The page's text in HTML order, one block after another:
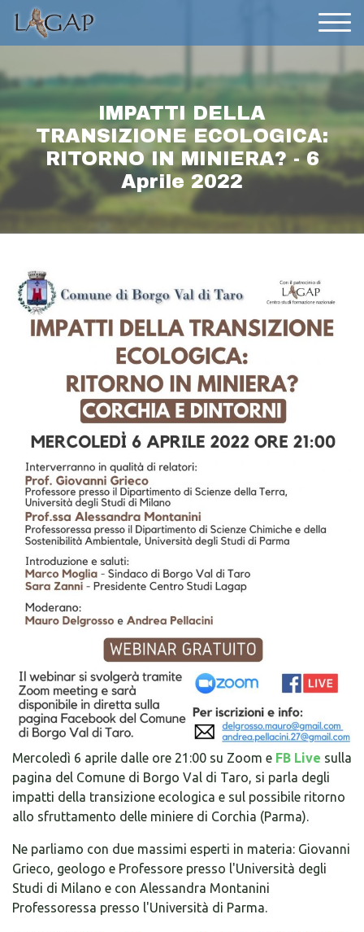
IMPATTI DELLA
TRANSIZIONE ECOLOGICA:
RITORNO IN MINIERA? - 6
Aprile 2022
Mercoledì 6 aprile dalle ore 21:00 su Zoom e FB Live sulla
pagina del Comune di Borgo Val di Taro, si parla degli
impatti della transizione ecologica e sul possibile ritorno
allo sfruttamento delle miniere di Corchia (Parma).
Ne parliamo con due massimi esperti in materia: Giovanni
Grieco, geologo e Professore presso l'Università degli
Studi di Milano e con Alessandra Montanini
Professoressa presso l'Università di Parma.